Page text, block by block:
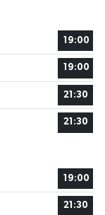
19:00
19:00
21:30
21:30
19:00
21:30